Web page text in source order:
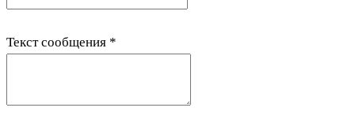
Текст сообщения *